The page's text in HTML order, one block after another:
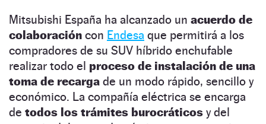
Mitsubishi España ha alcanzado un acuerdo de
colaboración con Endesa que permitirá a los
compradores de su SUV híbrido enchufable
realizar todo el proceso de instalación de una
toma de recarga de un modo rápido, sencillo y
económico. La compañía eléctrica se encarga
de todos los trámites burocráticos y del